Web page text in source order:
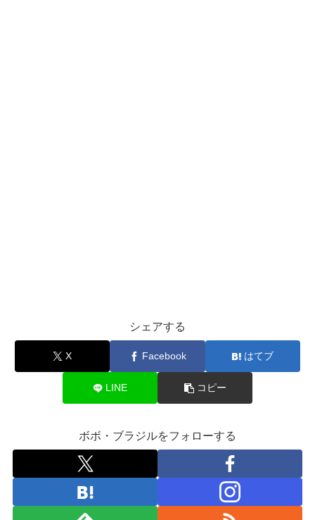
シェアする
X Facebook はてブ
LINE コピー
ボボ・ブラジルをフォローする